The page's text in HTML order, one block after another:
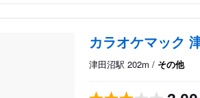
カラオケマック
津田沼駅 202m / その他